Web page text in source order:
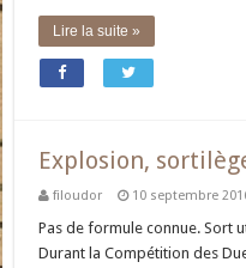
Lire la suite »
Explosion,
filoudor 10 septembre
Pas de formule connue. Sort
Durant la Compétition des